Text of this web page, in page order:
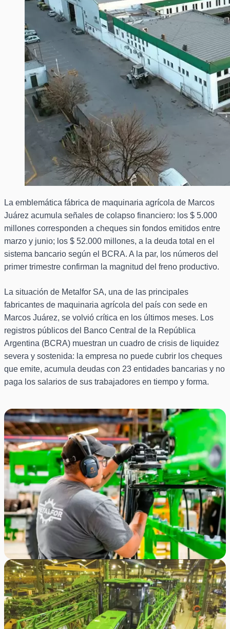
La emblemática fábrica de maquinaria agrícola de Marcos
Juárez acumula señales de colapso financiero: los $ 5.000
millones corresponden a cheques sin fondos emitidos entre
marzo y junio; los $ 52.000 millones, a la deuda total en el
sistema bancario según el BCRA. A la par, los números del
primer trimestre confirman la magnitud del freno productivo.
La situación de Metalfor SA, una de las principales
fabricantes de maquinaria agrícola del país con sede en
Marcos Juárez, se volvió crítica en los últimos meses. Los
registros públicos del Banco Central de la República
Argentina (BCRA) muestran un cuadro de crisis de liquidez
severa y sostenida: la empresa no puede cubrir los cheques
que emite, acumula deudas con 23 entidades bancarias y no
paga los salarios de sus trabajadores en tiempo y forma.